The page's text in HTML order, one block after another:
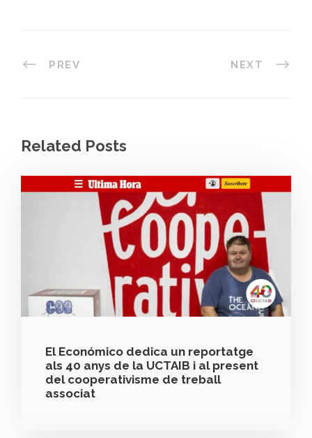
PREV NEXT
Related Posts
El Económico dedica un reportatge
als 40 anys de la UCTAIB i al present
del cooperativisme de treball
associat